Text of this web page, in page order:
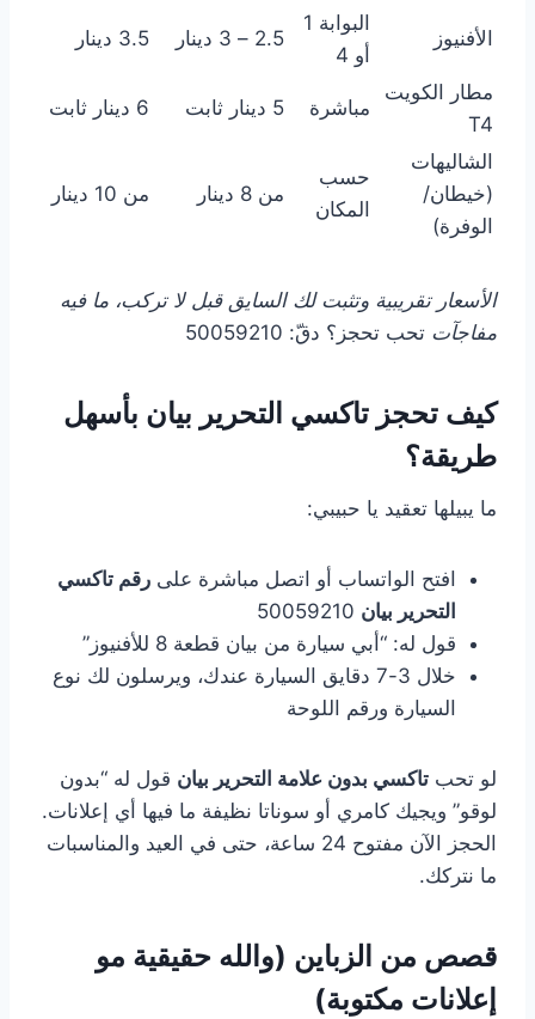
الأفنيوز
البوابة 1
أو 4
2.5 – 3 دينار 3.5 دينار
مطار الكويت
T4
مباشرة 5 دينار ثابت 6 دينار ثابت
الشاليهات
(خيطان/
الوفرة)
حسب
المكان
من 8 دينار من 10 دينار
الأسعار تقريبية وتثبت لك السايق قبل لا تركب، ما فيه
مفاجآت تحب تحجز؟ دقّ: 50059210
كيف تحجز تاكسي التحرير بيان بأسهل
طريقة؟
ما يبيلها تعقيد يا حبيبي:
افتح الواتساب أو اتصل مباشرة على رقم تاكسي
التحرير بيان
قول له: “أبي سيارة من بيان قطعة 8 للأفنيوز”
خلال 3-7 دقايق السيارة عندك، ويرسلون لك نوع
السيارة ورقم اللوحة
لو تحب تاكسي بدون علامة التحرير بيان قول له “بدون
لوقو” ويجيك كامري أو سوناتا نظيفة ما فيها أي إعلانات.
الحجز الآن مفتوح 24 ساعة، حتى في العيد والمناسبات
ما نتركك.
قصص من الزباين (والله حقيقية مو
إعلانات مكتوبة)